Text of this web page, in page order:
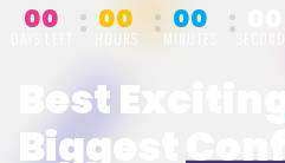
00 00
HOURS
00
MINUTES
Best Exciting
Biggest